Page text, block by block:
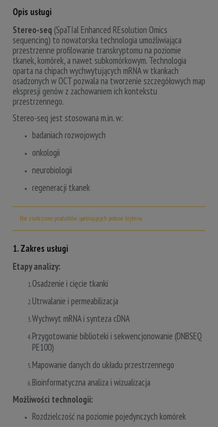
Opis usługi
Stereo-seq (SpaTIal Enhanced REsolution Omics
sequencing) to nowatorska technologia umożliwiająca
przestrzenne profilowanie transkryptomu na poziomie
tkanek, komórek, a nawet subkomórkowym. Technologia
oparta na chipach wychwytujących mRNA w tkankach
osadzonych w OCT pozwala na tworzenie szczegółowych map
ekspresji genów z zachowaniem ich kontekstu
przestrzennego.
Stereo-seq jest stosowana m.in. w:
badaniach rozwojowych
onkologii
neurobiologii
regeneracji tkanek
Nie znaleziono produktów spełniających podane kryteria.
1. Zakres usługi
Etapy analizy:
Osadzenie i cięcie tkanki
Utrwalanie i permeabilizacja
Wychwyt mRNA i synteza cDNA
Przygotowanie biblioteki i sekwencjonowanie (DNBSEQ
PE100)
Mapowanie danych do układu przestrzennego
Bioinformatyczna analiza i wizualizacja
Możliwości technologii:
Rozdzielczość na poziomie pojedynczych komórek